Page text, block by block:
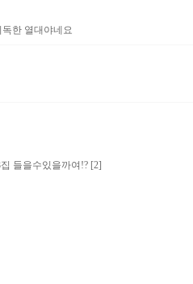
한 열대야네요
들을수있을까여!? [2]